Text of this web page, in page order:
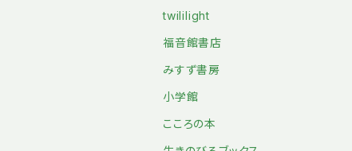
twililight
福音館書店
みすず書房
小学館
こころの本